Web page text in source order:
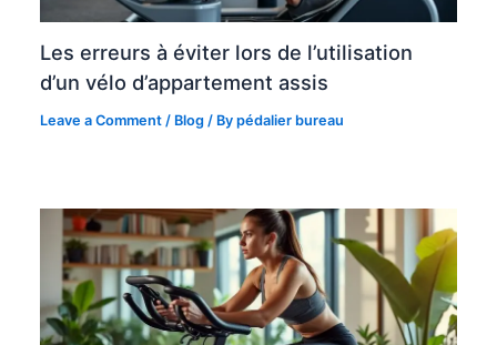
Les erreurs à éviter lors de l’utilisation
d’un vélo d’appartement assis
Leave a Comment / Blog / Bypédalier bureau